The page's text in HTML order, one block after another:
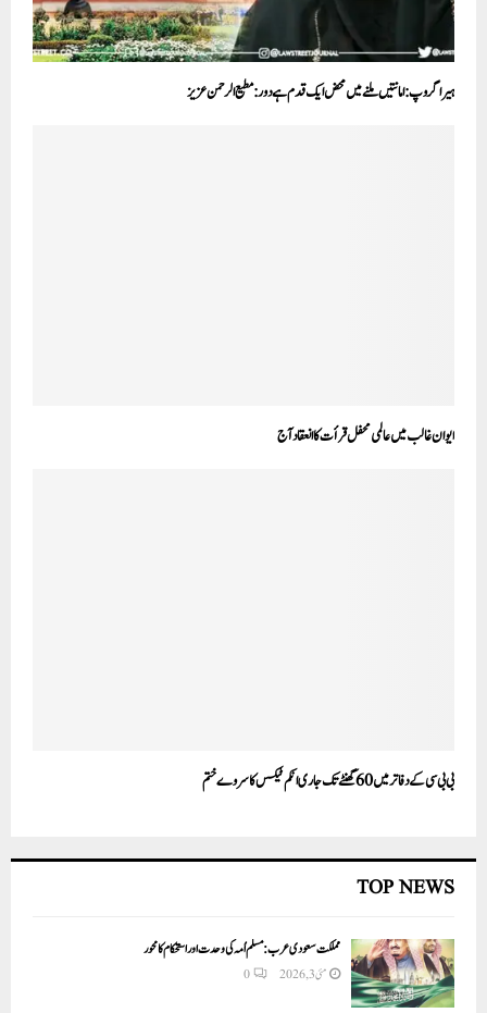
ہیرا گروپ:امانتیں ملنے میں محض ایک قدم ہے دور: مطیع الرحمن عزیز
ایوان غالب میں عالمی محفل قرأت کا انعقاد آج
بی بی سی کے دفاتر میں 60گھنٹے تک جاری انکم ٹیکس کا سروے ختم
TOP NEWS
مملکت سعودی عرب: مسلم اُمہ کی وحدت اور استحکام کا محور
مئی 3, 2026 0